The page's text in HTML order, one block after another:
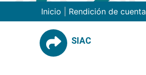
Inicio Rendición de
SIAC